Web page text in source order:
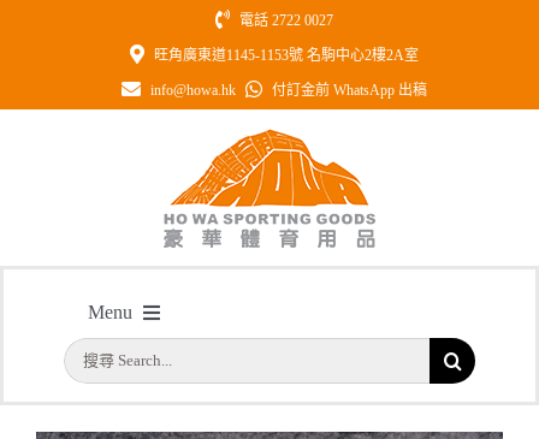
電話 2722 0027
旺角廣東道1145-1153號 名駒中心2樓2A室
info@howa.hk 付訂金前 WhatsApp 出稿
Menu
首頁
搜
索
主頁 / 型號：HWLHC-013 “大展鴻圖” 飛鷹座枱金箔擺設